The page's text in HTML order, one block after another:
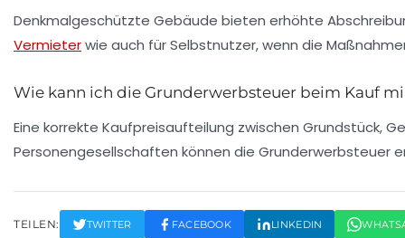
Denkmalgeschützte Gebäude bieten erhöhte
Vermieterwie auch für Selbstnutzer, wenn die
Wie kann ich die Grunderwerbsteuer beim Kauf
Eine korrekte Kaufpreisaufteilung zwischen Grundstück,
Personengesellschaften können die Grunderwerbsteuer
TEILEN: TWITTER FACEBOOK LINKEDIN